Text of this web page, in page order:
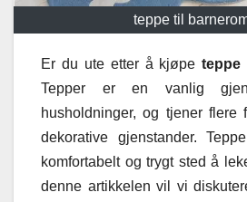
teppe til
Er du ute etter å kjøpeteppe
Tepper er en vanlig
husholdninger, og tjener flere
dekorative gjenstander.
komfortabelt og trygt sted å
denne artikkelen vil vi